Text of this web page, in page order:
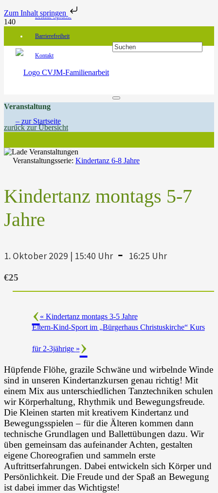
Zum Inhalt springen
Leichte Sprache
Barrierefreiheit
Kontakt
Veranstaltung
zurück zur Übersicht
Veranstaltungsserie: Kindertanz 6-8 Jahre
Kindertanz montags 5-7
Jahre
1. Oktober 2029 | 15:40 Uhr - 16:25 Uhr
€25
« Kindertanz montags 3-5 Jahre
Eltern-Kind-Sport im „Bürgerhaus Christuskirche“ Kurs
für 2-3jährige »
Hüpfende Flöhe, grazile Schwäne und wirbelnde Winde
sind in unseren Kindertanzkursen genau richtig! Mit
einem Mix aus unterschiedlichen Tanztechniken schulen
wir Körperhaltung, Rhythmik und Bewegungsfreude.
Die Kleinen starten mit kreativem Kindertanz und
Bewegungsspielen – für die Älteren kommen dann
technische Grundlagen und Ballettübungen dazu. Wir
üben gemeinsam das aufeinander Achten, gestalten
eigene Choreografien und sammeln erste
Auftrittserfahrungen. Dabei entwickeln sich Körper und
Persönlichkeit. Die Freude und der Spaß an Bewegung
ist dabei immer das Wichtigste!